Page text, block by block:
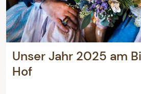
Unser Jahr 2025 am
Hof